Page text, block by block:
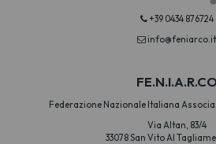
+39 0434 876724
info@feniarco.it
Federazione Nazionale Italiana
Via Altan, 83/4
33078 San Vito Al